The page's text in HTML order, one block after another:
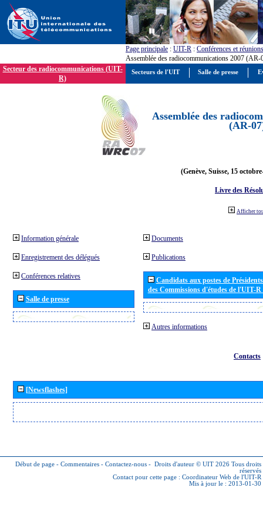
Page principale : UIT-R : Conférences et réunions
Assemblée des radiocommunications 2007 (AR-
Secteur des radiocommunications (UIT-
R)
Assemblée des
(AR-
(Genève, Suisse, 15
Livre des
Afficher
Information générale
Enregistrement des délégués
Conférences relatives
Salle de presse
Documents
Publications
Candidats aux postes de
des Commissions d'études de l'UIT-
Autres informations
Contacts
[Newsflashes]
Début de page - Commentaires - Contactez-nous - Droits d'auteur © UIT 2026 Tous droits
réservés
Contact pour cette page : Coordinateur Web de l'UIT-R
Mis à jour le : 2013-01-30
Secteurs de l'UIT Salle de presse